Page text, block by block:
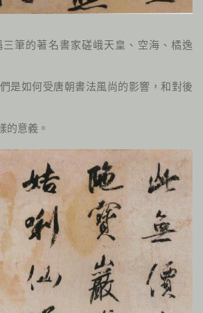
三筆的著名書家磋峨天皇、空海、橘逸
是如何受唐朝書法風尚的影響，和對後
的意義。